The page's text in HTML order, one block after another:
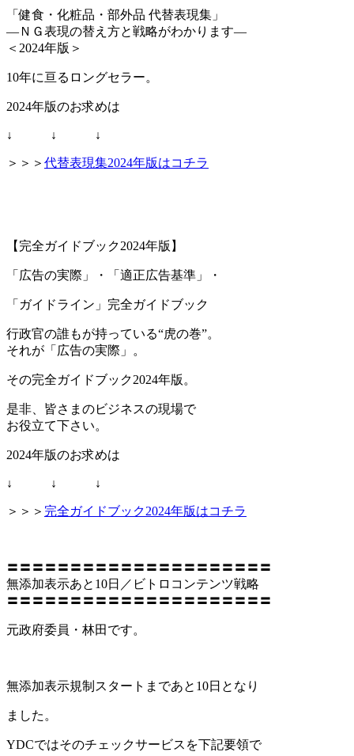
「健食・化粧品・部外品 代替表現集」
―ＮＧ表現の替え方と戦略がわかります―
＜2024年版＞
10年に亘るロングセラー。
2024年版のお求めは
↓ ↓ ↓
＞＞＞ 代替表現集2024年版はコチラ
【完全ガイドブック2024年版】
「広告の実際」・「適正広告基準」・
「ガイドライン」完全ガイドブック
行政官の誰もが持っている“虎の巻”。
それが「広告の実際」。
その完全ガイドブック2024年版。
是非、皆さまのビジネスの現場で
お役立て下さい。
2024年版のお求めは
↓ ↓ ↓
＞＞＞ 完全ガイドブック2024年版はコチラ
〓〓〓〓〓〓〓〓〓〓〓〓〓〓〓〓〓〓〓〓〓
無添加表示あと10日／ビトロコンテンツ戦略
〓〓〓〓〓〓〓〓〓〓〓〓〓〓〓〓〓〓〓〓〓
元政府委員・林田です。
無添加表示規制スタートまであと10日となり
ました。
YDCではそのチェックサービスを下記要領で